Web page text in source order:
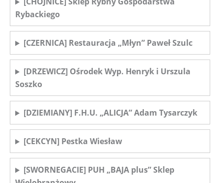
Rybackiego
[CZERNICA] Restauracja „Młyn” Paweł Szulc
[DRZEWICZ] Ośrodek Wyp. Henryk i Urszula
Soszko
[DZIEMIANY] F.H.U. „ALICJA” Adam Tysarczyk
[CEKCYN] Pestka Wiesław
[SWORNEGACIE] PUH „BAJA plus” Sklep